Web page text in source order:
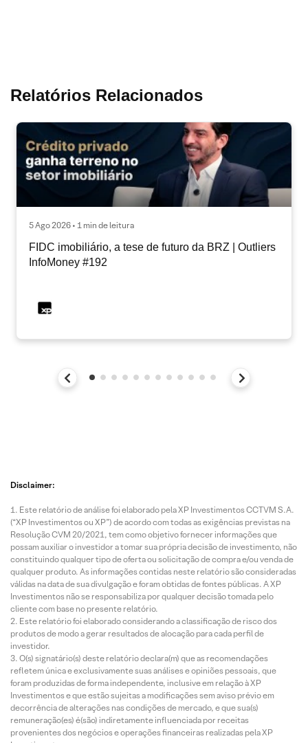
Relatórios Relacionados
5 Ago 2026 • 1 min de leitura
FIDC imobiliário, a tese de futuro da BRZ | Outliers
InfoMoney #192
Disclaimer:
Este relatório de análise foi elaborado pela XP Investimentos CCTVM S.A.
(“XP Investimentos ou XP”) de acordo com todas as exigências previstas na
Resolução CVM 20/2021, tem como objetivo fornecer informações que
possam auxiliar o investidor a tomar sua própria decisão de investimento, não
constituindo qualquer tipo de oferta ou solicitação de compra e/ou venda de
qualquer produto. As informações contidas neste relatório são consideradas
válidas na data de sua divulgação e foram obtidas de fontes públicas. A XP
Investimentos não se responsabiliza por qualquer decisão tomada pelo
cliente com base no presente relatório.
Este relatório foi elaborado considerando a classificação de risco dos
produtos de modo a gerar resultados de alocação para cada perfil de
investidor.
O(s) signatário(s) deste relatório declara(m) que as recomendações
refletem única e exclusivamente suas análises e opiniões pessoais, que
foram produzidas de forma independente, inclusive em relação à XP
Investimentos e que estão sujeitas a modificações sem aviso prévio em
decorrência de alterações nas condições de mercado, e que sua(s)
remuneração(es) é(são) indiretamente influenciada por receitas
provenientes dos negócios e operações financeiras realizadas pela XP